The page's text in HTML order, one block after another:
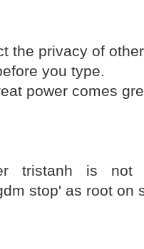
the privacy of
you type.
power comes
tristanh is not
stop' as root on